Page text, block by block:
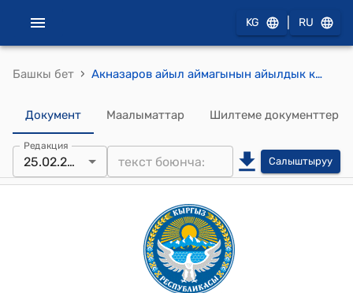
KG RU
Башкы бет › Акназаров айыл аймагынын айылдык кеңешинин 2026-жылдын 25-февралындагы № 10 "Мамыт у.Абдырахман атындагы Таш-Кудук орто мектебинин директору В.Асаналиеванын кайрылуусу жөнүндө" токтому
Документ Маалыматтар Шилтеме документтер
Редакция
25.02.2026 Салыштыруу